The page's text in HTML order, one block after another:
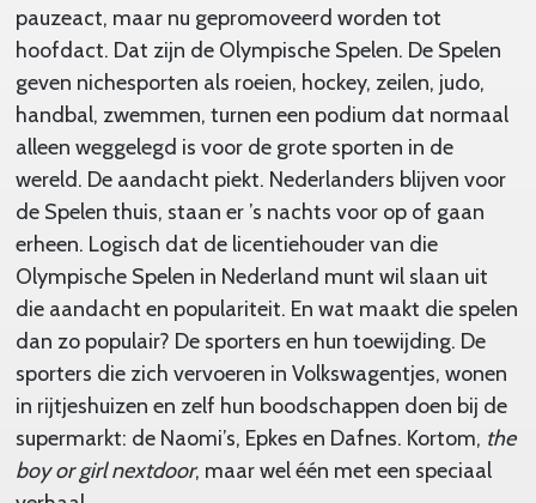
pauzeact, maar nu gepromoveerd worden tot
hoofdact. Dat zijn de Olympische Spelen. De Spelen
geven nichesporten als roeien, hockey, zeilen, judo,
handbal, zwemmen, turnen een podium dat normaal
alleen weggelegd is voor de grote sporten in de
wereld. De aandacht piekt. Nederlanders blijven voor
de Spelen thuis, staan er ’s nachts voor op of gaan
erheen. Logisch dat de licentiehouder van die
Olympische Spelen in Nederland munt wil slaan uit
die aandacht en populariteit. En wat maakt die spelen
dan zo populair? De sporters en hun toewijding. De
sporters die zich vervoeren in Volkswagentjes, wonen
in rijtjeshuizen en zelf hun boodschappen doen bij de
supermarkt: de Naomi’s, Epkes en Dafnes. Kortom, the
boy or girl nextdoor, maar wel één met een speciaal